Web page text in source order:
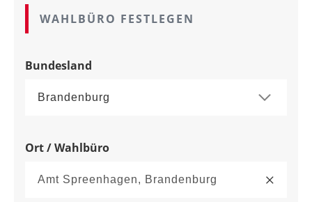
WAHLBÜRO FESTLEGEN
Bundesland
Ort / Wahlbüro